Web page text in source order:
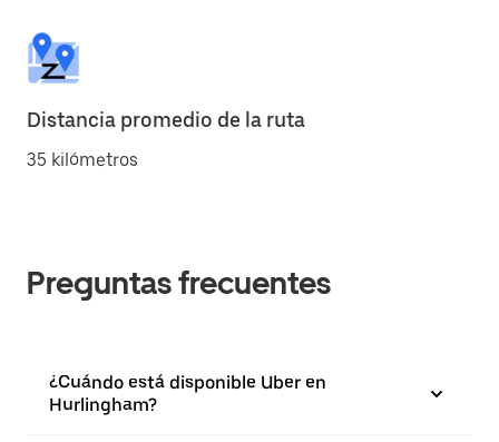
Distancia promedio de la ruta
35 kilómetros
Preguntas frecuentes
¿Cuándo está disponible Uber en
Hurlingham?